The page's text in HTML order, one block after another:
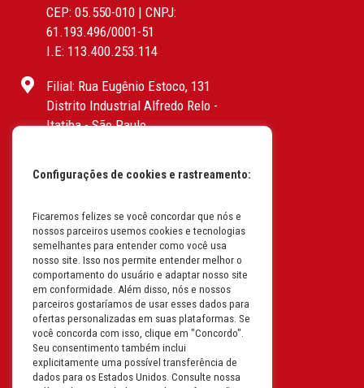
CEP: 05.550-010 | CNPJ:
61.193.496/0001-51
I.E: 113.400.253.114
Filial: Rua Eugênio Estoco, 131
Distrito Industrial Alfredo Relo -
Itatiba - São Paulo
I.E: 382.096.357.1147
Filial: Av. Odila Chaves Rodrigues,
1277
Parque industrial RM - Condomínio
Therapark - Jundiaí - São Paulo
CEP: 13.213-087 | CNPJ:
61.193.496/0018-08
I.E: 407.642.800.114
Filial: Rua em Projeto G, 728 – Letra A
Configurações de cookies e rastreamento:
Ficaremos felizes se você concordar que nós e
nossos parceiros usemos cookies e tecnologias
semelhantes para entender como você usa
nosso site. Isso nos permite entender melhor o
comportamento do usuário e adaptar nosso site
em conformidade. Além disso, nós e nossos
parceiros gostaríamos de usar esses dados para
ofertas personalizadas em suas plataformas. Se
você concorda com isso, clique em "Concordo".
Seu consentimento também inclui
explicitamente uma possível transferência de
dados para os Estados Unidos. Consulte nossa